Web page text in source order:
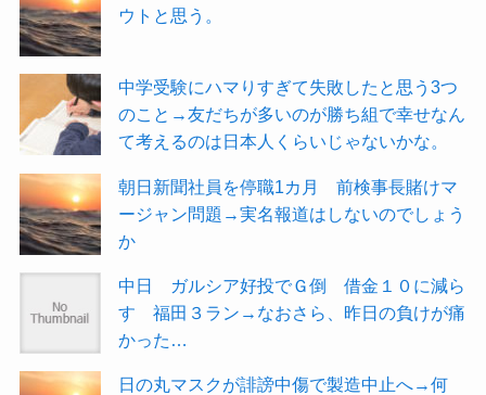
ウトと思う。
中学受験にハマりすぎて失敗したと思う3つ
のこと→友だちが多いのが勝ち組で幸せなん
て考えるのは日本人くらいじゃないかな。
朝日新聞社員を停職1カ月 前検事長賭けマ
ージャン問題→実名報道はしないのでしょう
か
中日 ガルシア好投でＧ倒 借金１０に減ら
す 福田３ラン→なおさら、昨日の負けが痛
かった…
日の丸マスクが誹謗中傷で製造中止へ→何